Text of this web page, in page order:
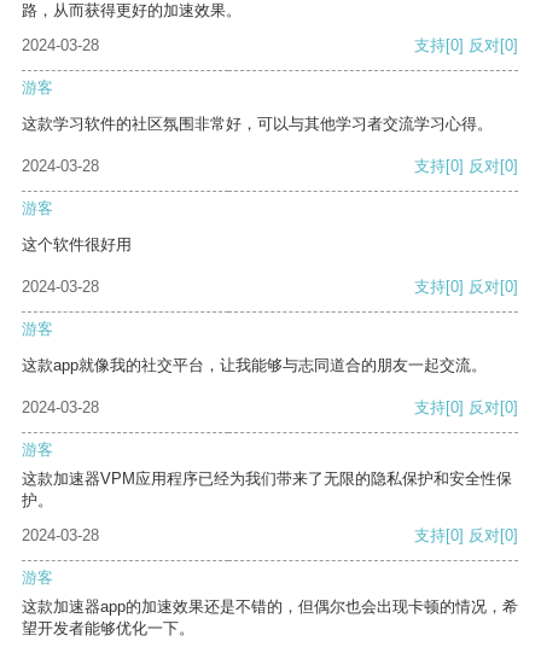
路，从而获得更好的加速效果。
2024-03-28
支持[0] 反对[0]
游客
这款学习软件的社区氛围非常好，可以与其他学习者交流学习心得。
2024-03-28 支持[0] 反对[0]
游客
这个软件很好用
2024-03-28 支持[0] 反对[0]
游客
这款app就像我的社交平台，让我能够与志同道合的朋友一起交流。
2024-03-28 支持[0] 反对[0]
游客
这款加速器VPM应用程序已经为我们带来了无限的隐私保护和安全性保
护。
2024-03-28
支持[0] 反对[0]
游客
这款加速器app的加速效果还是不错的，但偶尔也会出现卡顿的情况，希
望开发者能够优化一下。